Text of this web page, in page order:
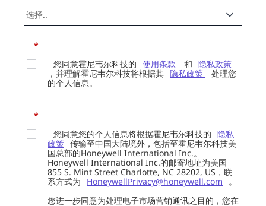
*
您同意霍尼韦尔科技的 使用条款 和 隐私政策
，并理解霍尼韦尔科技将根据其 隐私政策
处理您
的个人信息。
*
您同意您的个人信息将根据霍尼韦尔科技的 隐私
政策 传输至中国大陆境外，包括至霍尼韦尔科技美
国总部的Honeywell International Inc.。
Honeywell International Inc.的邮寄地址为美国
855 S. Mint Street Charlotte, NC 28202, US，联
系方式为
HoneywellPrivacy@honeywell.com
。
您进一步同意为处理电子市场营销通讯之目的，您在